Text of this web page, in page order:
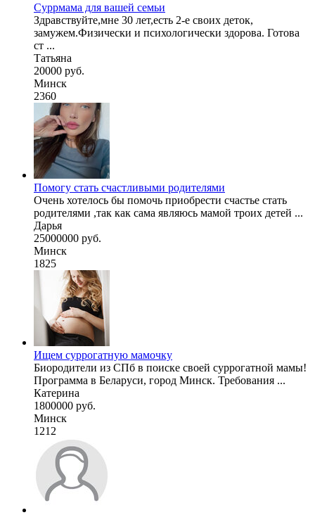
Суррмама для вашей семьи
Здравствуйте,мне 30 лет,есть 2-е своих деток,
замужем.Физически и психологически здорова. Готова
ст ...
Татьяна
20000 руб.
Минск
2360
Помогу стать счастливыми родителями
Очень хотелось бы помочь приобрести счастье стать
родителями ,так как сама являюсь мамой троих детей ...
Дарья
25000000 руб.
Минск
1825
Ищем суррогатную мамочку
Биородители из СПб в поиске своей суррогатной мамы!
Программа в Беларуси, город Минск. Требования ...
Катерина
1800000 руб.
Минск
1212